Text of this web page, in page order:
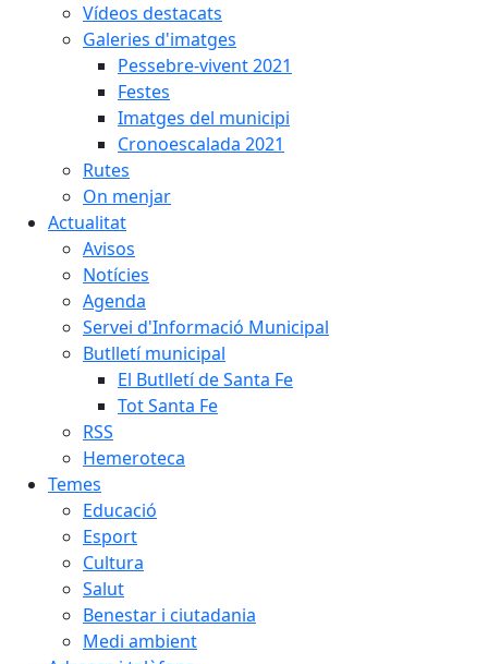
Vídeos destacats
Galeries d'imatges
Pessebre-vivent 2021
Festes
Imatges del municipi
Cronoescalada 2021
Rutes
On menjar
Actualitat
Avisos
Notícies
Agenda
Servei d'Informació Municipal
Butlletí municipal
El Butlletí de Santa Fe
Tot Santa Fe
RSS
Hemeroteca
Temes
Educació
Esport
Cultura
Salut
Benestar i ciutadania
Medi ambient